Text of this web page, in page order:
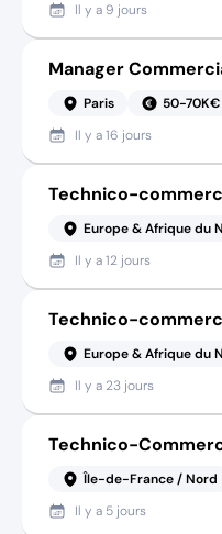
Il y a 9 jours
Manager
Paris
50-70K€
Il y a16 jours
Technico-
Europe & Afrique du
Il y a12 jours
Technico-
Europe & Afrique du
Il y a 23 jours
Technico-
Île-de-France / Nord
Il y a 5 jours